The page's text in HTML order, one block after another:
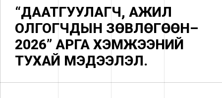
“ДААТГУУЛАГЧ, АЖИЛ
ОЛГОГЧДЫН ЗӨВЛӨГӨӨН–
2026” АРГА ХЭМЖЭЭНИЙ
ТУХАЙ МЭДЭЭЛЭЛ.